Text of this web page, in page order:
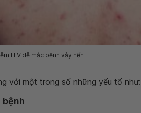
HIV dễ mắc bệnh vảy nến
với một trong số những yếu tố như:
bệnh